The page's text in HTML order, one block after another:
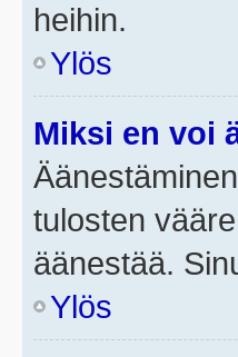
heihin.
Ylös
Miksi en voi
tulosten
äänestää.
Ylös